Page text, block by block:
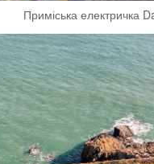
Приміська електричка